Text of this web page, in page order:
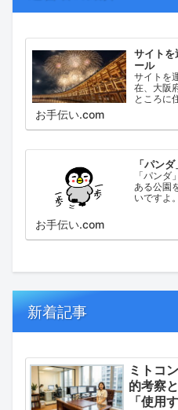
サイトを
ール
サイトを
在、大阪
ところに
は、大
で、府
市です。
お手伝い.com
「パン
「パン
ある公園
いですよ
お手伝い.com
新着記事
ミトコ
的考察
「使用